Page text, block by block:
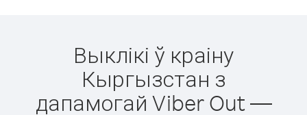
Выклікі ў краіну
Кыргызстан з
дапамогай Viber Out —